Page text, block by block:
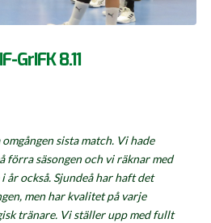
GrIFK 8.11
sista match. Vi hade
förra säsongen och vi räknar med
år också. Sjundeå har haft det
men har kvalitet på varje
tränare. Vi ställer upp med fullt